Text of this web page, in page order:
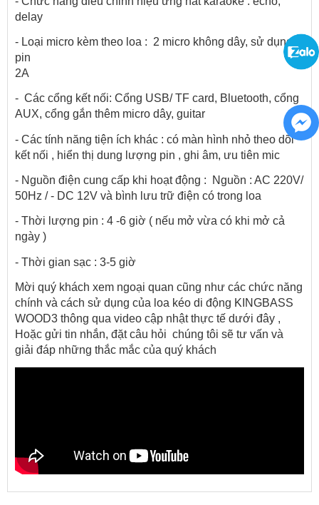
delay
- Loại micro kèm theo loa :  2 micro không dây, sử dụng
pin
2A
-  Các cổng kết nối: Cổng USB/ TF card, Bluetooth, cổng
AUX, cổng gắn thêm micro dây, guitar
- Các tính năng tiện ích khác : có màn hình nhỏ theo dõi
kết nối , hiển thị dung lượng pin , ghi âm, ưu tiên mic
- Nguồn điện cung cấp khi hoạt động :  Nguồn : AC 220V/
50Hz / - DC 12V và bình lưu trữ điện có trong loa
- Thời lượng pin : 4 -6 giờ ( nếu mở vừa có khi mở cả
ngày )
- Thời gian sạc : 3-5 giờ
Mời quý khách xem ngoại quan cũng như các chức năng
chính và cách sử dụng của loa kéo di động KINGBASS
WOOD3 thông qua video cập nhật thực tế dưới đây ,
Hoặc gửi tin nhắn, đặt câu hỏi  chúng tôi sẽ tư vấn và
giải đáp những thắc mắc của quý khách